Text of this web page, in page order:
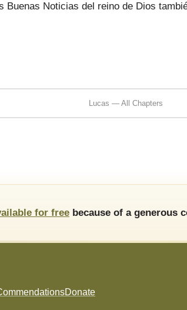
Noticias del reino de Dios
Lucas — All Chapters
for free because of a generous
Donate